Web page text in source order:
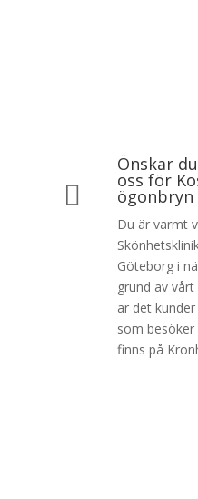

Önskar
oss för
ögonbryn
Du är varmt
Göteborg i
grund av
är det
som besöker
finns på